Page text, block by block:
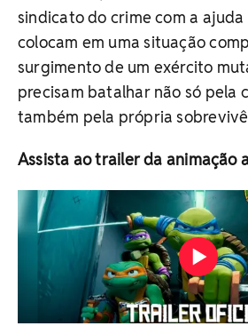
sindicato do crime com a ajuda
colocam em uma situação
surgimento de um exército
precisam batalhar não só pela
também pela própria
Assista ao trailer da animação